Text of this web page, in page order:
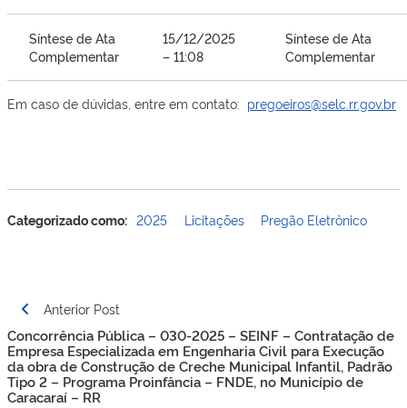
Síntese de Ata
Complementar
15/12/2025
– 11:08
Síntese de Ata
Complementar
Em caso de dúvidas, entre em contato: pregoeiros@selc.rr.gov.br
Categorizado como: 2025 Licitações Pregão Eletrônico
Navegação
de
Post
Anterior Post
Concorrência Pública – 030-2025 – SEINF – Contratação de
Empresa Especializada em Engenharia Civil para Execução
da obra de Construção de Creche Municipal Infantil, Padrão
Tipo 2 – Programa Proinfância – FNDE, no Município de
Caracaraí – RR